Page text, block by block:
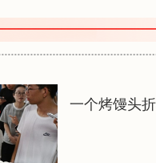
一个烤馒头